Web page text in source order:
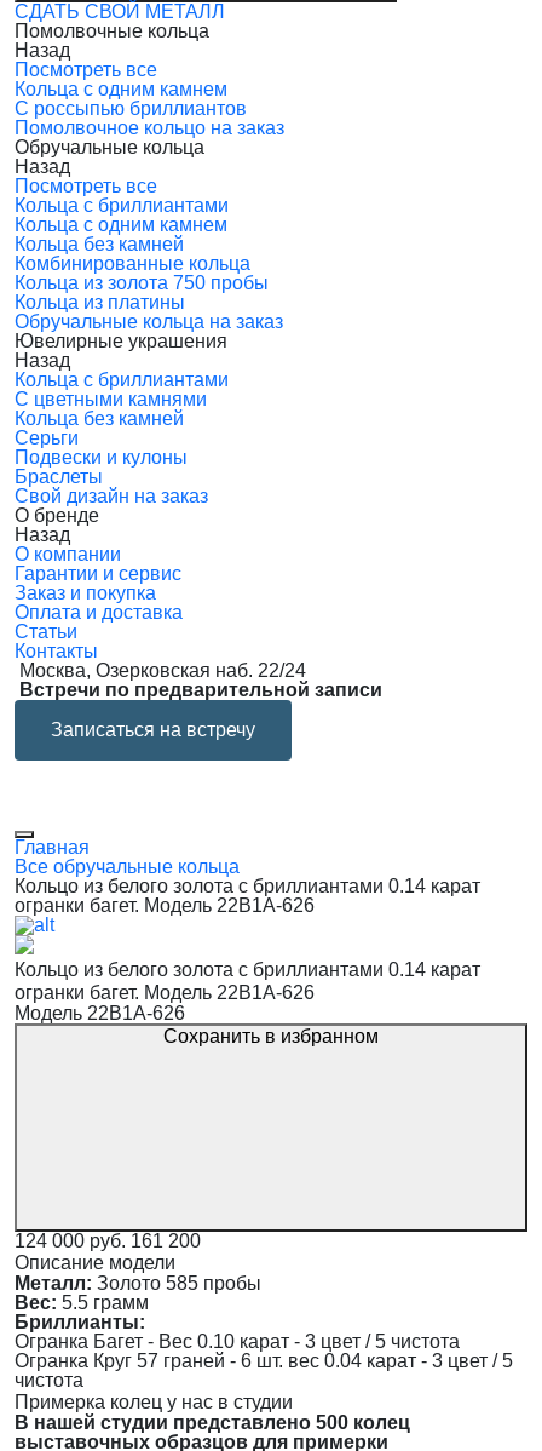
СДАТЬ СВОЙ МЕТАЛЛ
Помолвочные кольца
Назад
Посмотреть все
Кольца с одним камнем
С россыпью бриллиантов
Помолвочное кольцо на заказ
Обручальные кольца
Назад
Посмотреть все
Кольца с бриллиантами
Кольца с одним камнем
Кольца без камней
Комбинированные кольца
Кольца из золота 750 пробы
Кольца из платины
Обручальные кольца на заказ
Ювелирные украшения
Назад
Кольца с бриллиантами
С цветными камнями
Кольца без камней
Серьги
Подвески и кулоны
Браслеты
Свой дизайн на заказ
О бренде
Назад
О компании
Гарантии и сервис
Заказ и покупка
Оплата и доставка
Статьи
Контакты
Москва, Озерковская наб. 22/24
Встречи по предварительной записи
Записаться на встречу
Главная
Все обручальные кольца
Кольцо из белого золота с бриллиантами 0.14 карат
огранки багет. Модель 22B1A-626
Кольцо из белого золота с бриллиантами 0.14 карат
огранки багет. Модель 22B1A-626
Модель 22B1A-626
Сохранить в избранном
124 000 руб. 161 200
Описание модели
Металл: Золото 585 пробы
Вес: 5.5 грамм
Бриллианты:
Огранка Багет - Вес 0.10 карат - 3 цвет / 5 чистота
Огранка Круг 57 граней - 6 шт. вес 0.04 карат - 3 цвет / 5
чистота
Примерка колец у нас в студии
В нашей студии представлено 500 колец
выставочных образцов для примерки